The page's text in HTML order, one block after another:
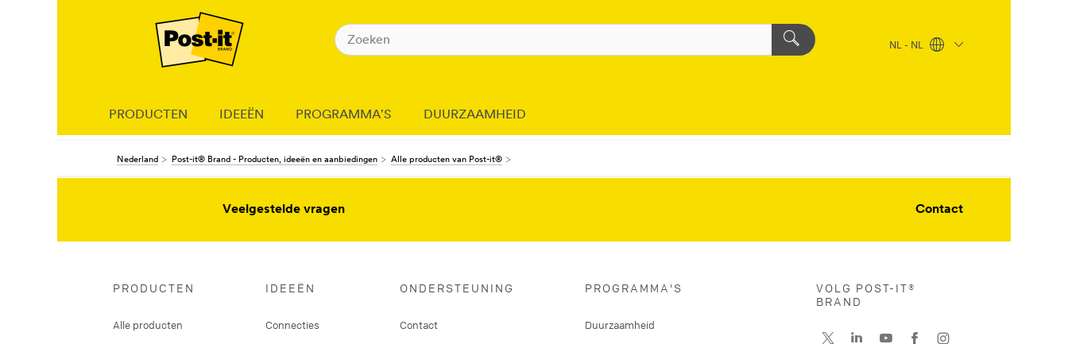
NL - NL
PRODUCTEN IDEEËN PROGRAMMA'S DUURZAAMHEID
Nederland Post-it® Brand - Producten, ideeën en aanbiedingen Alle producten van Post-it®
Veelgestelde vragen Contact
PRODUCTEN
Alle producten
IDEEËN
Connecties
ONDERSTEUNING
Contact
PROGRAMMA'S
Duurzaamheid
VOLG POST-IT®
BRAND